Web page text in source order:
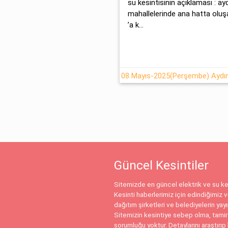
su kesintisinin açıklaması :
mahallelerinde ana hatta
’a k...
Güncel Kesintiler
Sitemizde en güncel elektrik ve su
Kesinti haberlerimiz için edindiğimiz
dağıtım şirketleri ve belediyelerin
Sitemizin kesintiye sebep olma,
sorumluğu yoktur. Detaylarını